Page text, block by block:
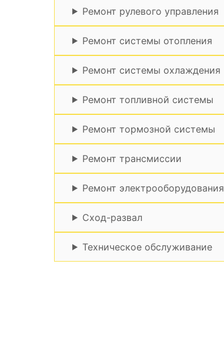
Ремонт рулевого управления
Ремонт системы отопления
Ремонт системы охлаждения
Ремонт топливной системы
Ремонт тормозной системы
Ремонт трансмиссии
Ремонт электрооборудования
Сход-развал
Техническое обслуживание